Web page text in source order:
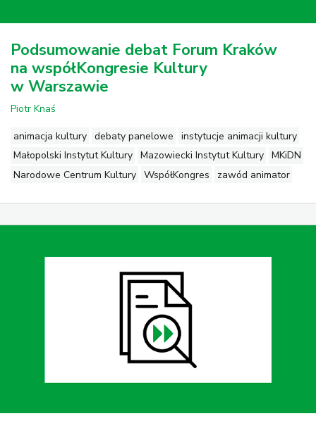
Podsumowanie debat Forum Kraków
na współKongresie Kultury
w Warszawie
Piotr Knaś
animacja kultury debaty panelowe
instytucje animacji kultury
Małopolski Instytut Kultury
Mazowiecki Instytut Kultury
MKiDN
Narodowe Centrum Kultury
WspółKongres zawód animator